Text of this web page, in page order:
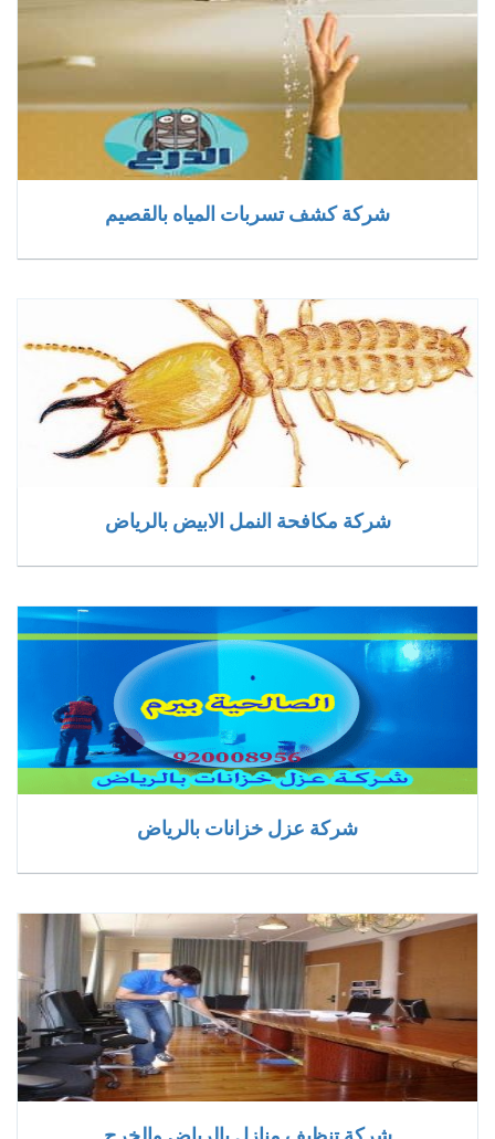
شركة كشف تسربات المياه بالقصيم
شركة مكافحة النمل الابيض بالرياض
شركة عزل خزانات بالرياض